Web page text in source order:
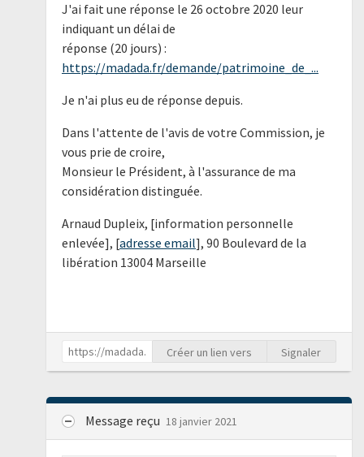
J'ai fait une réponse le 26 octobre 2020 leur
indiquant un délai de
réponse (20 jours) :
https://madada.fr/demande/patrimoine_de_...
Je n'ai plus eu de réponse depuis.
Dans l'attente de l'avis de votre Commission, je
vous prie de croire,
Monsieur le Président, à l'assurance de ma
considération distinguée.
Arnaud Dupleix, [information personnelle
enlevée], [adresse email], 90 Boulevard de la
libération 13004 Marseille
Créer un lien vers Signaler
Message reçu 18 janvier 2021